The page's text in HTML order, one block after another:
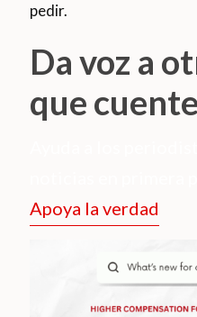
pedir.
Da voz a
que
Apoya la verdad